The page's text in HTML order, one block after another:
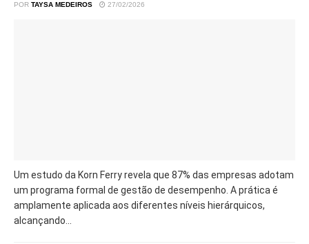
POR TAYSA MEDEIROS 27/02/2026
Um estudo da Korn Ferry revela que 87% das empresas adotam
um programa formal de gestão de desempenho. A prática é
amplamente aplicada aos diferentes níveis hierárquicos,
alcançando...